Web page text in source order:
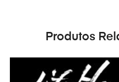
Produtos